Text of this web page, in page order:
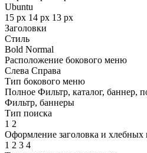
Ubuntu
15 px 14 px 13 px
Заголовки
Стиль
Bold Normal
Расположение бокового меню
Слева Справа
Тип бокового меню
Полное Фильтр, каталог, баннер,
Фильтр, баннеры
Тип поиска
1 2
Оформление заголовка и хлебных
1 2 3 4